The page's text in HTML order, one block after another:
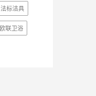
法标洁具
欧联卫浴